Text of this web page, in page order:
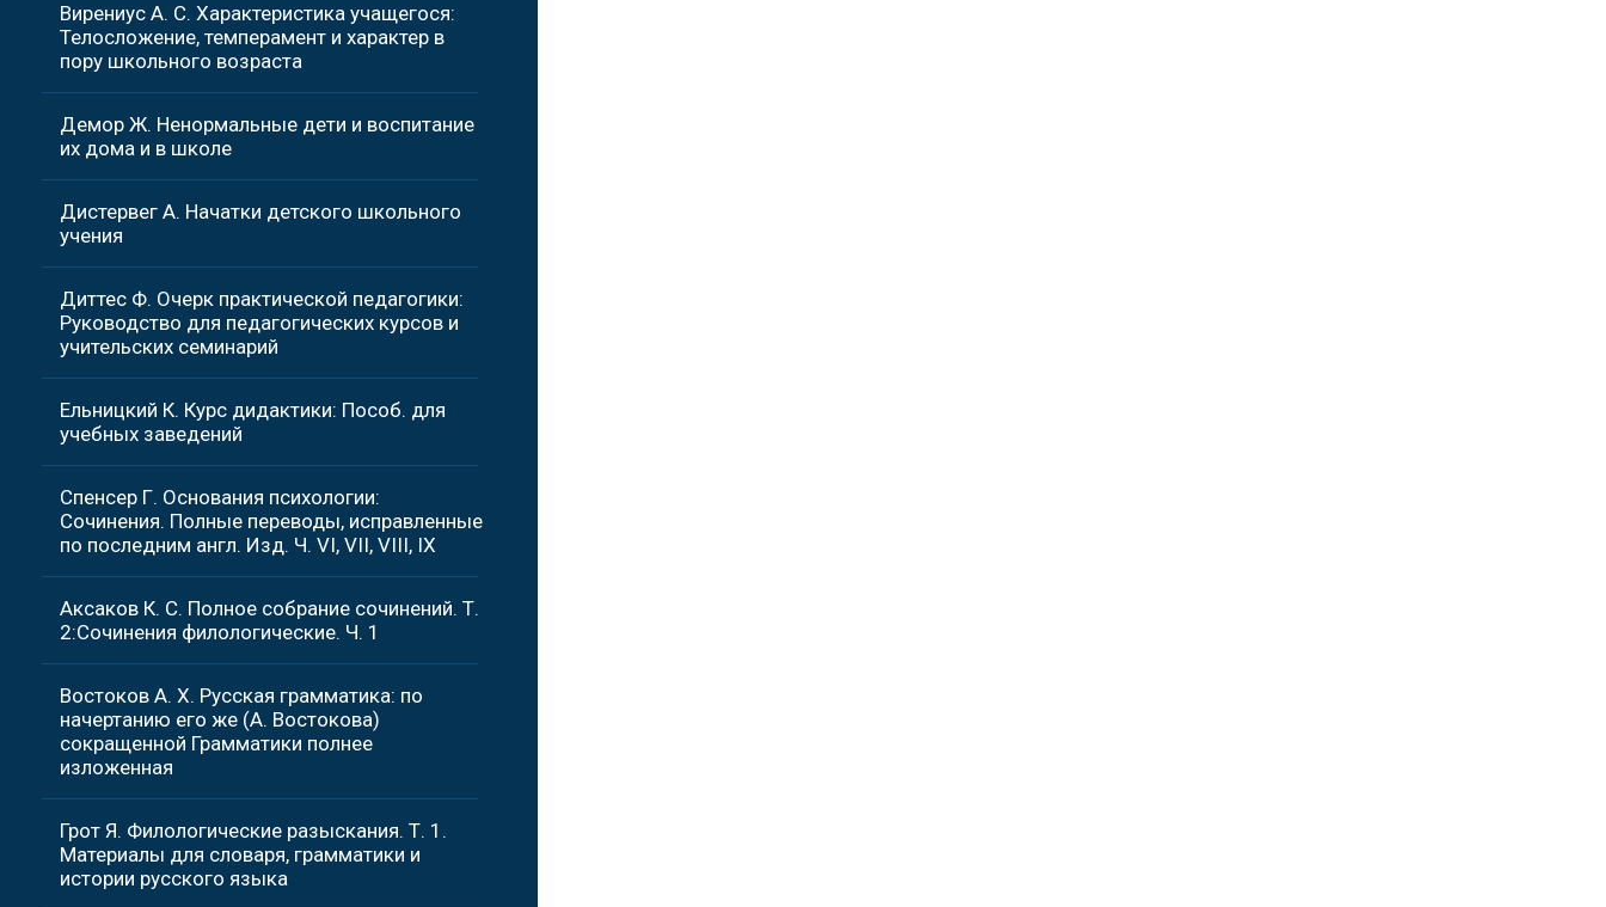
Вирениус А. С. Характеристика учащегося:
Телосложение, темперамент и характер в
пору школьного возраста
Демор Ж. Ненормальные дети и воспитание
их дома и в школе
Дистервег А. Начатки детского школьного
учения
Диттес Ф. Очерк практической педагогики:
Руководство для педагогических курсов и
учительских семинарий
Ельницкий К. Курс дидактики: Пособ. для
учебных заведений
Спенсер Г. Основания психологии:
Сочинения. Полные переводы, исправленные
по последним англ. Изд. Ч. VI, VII, VIII, IX
Аксаков К. С. Полное собрание сочинений. Т.
2:Сочинения филологические. Ч. 1
Востоков А. Х. Русская грамматика: по
начертанию его же (А. Востокова)
сокращенной Грамматики полнее
изложенная
Грот Я. Филологические разыскания. Т. 1.
Материалы для словаря, грамматики и
истории русского языка